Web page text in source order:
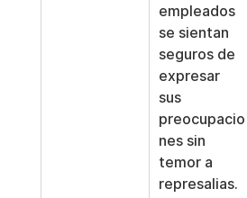
empleados
se sientan
seguros de
expresar
sus
preocupacio
nes sin
temor a
represalias.